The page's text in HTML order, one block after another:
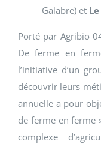
Galabre) et
Porté par Agribio
De ferme en
l’initiative d’un
découvrir leurs
annuelle a pour
de ferme en ferme
complexe